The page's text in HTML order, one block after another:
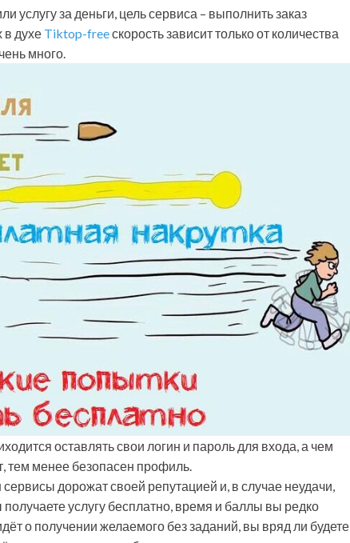
услугу за деньги, цель сервиса – выполнить заказ
в духе Tiktop-freeскорость зависит только от количества
много.
оставлять свои логин и пароль для входа, а чем
тем менее безопасен профиль.
дорожат своей репутацией и, в случае неудачи,
услугу бесплатно, время и баллы вы редко
о получении желаемого без заданий, вы вряд ли будете